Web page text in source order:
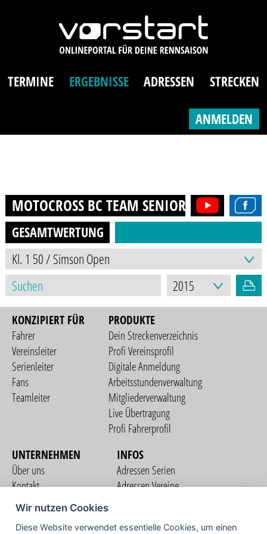
TERMINE ERGEBNISSE ADRESSEN STRECKEN
ANMELDEN
MOTOCROSS BC TEAM SENIOREN2015
GESAMTWERTUNG
KONZIPIERT FÜR
Fahrer
Vereinsleiter
Serienleiter
Fans
Teamleiter
PRODUKTE
Dein Streckenverzeichnis
Profi Vereinsprofil
Digitale Anmeldung
Arbeitsstundenverwaltung
Mitgliederverwaltung
Live Übertragung
Profi Fahrerprofil
UNTERNEHMEN
Über uns
Kontakt
Nutzungsbedingungen
Datenschutzerklärung
INFOS
Adressen Serien
Adressen Vereine
Wir nutzen Cookies
Diese Website verwendet essentielle Cookies, um einen